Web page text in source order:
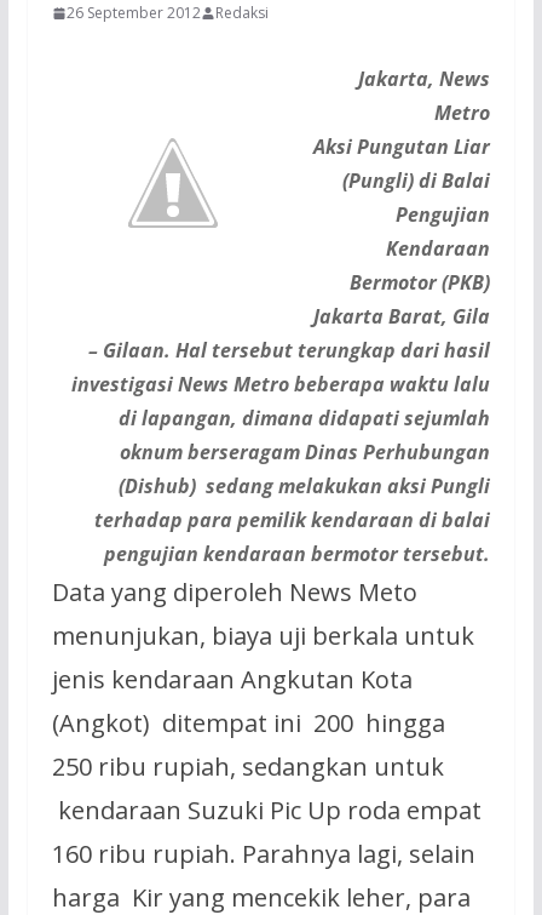
26 September 2012 Redaksi
Jakarta, News
Metro
Aksi Pungutan Liar
(Pungli) di Balai
Pengujian
Kendaraan
Bermotor (PKB)
Jakarta Barat, Gila
– Gilaan. Hal tersebut terungkap dari hasil
investigasi News Metro beberapa waktu lalu
di lapangan, dimana didapati sejumlah
oknum berseragam Dinas Perhubungan
(Dishub) sedang melakukan aksi Pungli
terhadap para pemilik kendaraan di balai
pengujian kendaraan bermotor tersebut.
Data yang diperoleh News Meto
menunjukan, biaya uji berkala untuk
jenis kendaraan Angkutan Kota
(Angkot) ditempat ini 200 hingga
250 ribu rupiah, sedangkan untuk
kendaraan Suzuki Pic Up roda empat
160 ribu rupiah. Parahnya lagi, selain
harga Kir yang mencekik leher, para